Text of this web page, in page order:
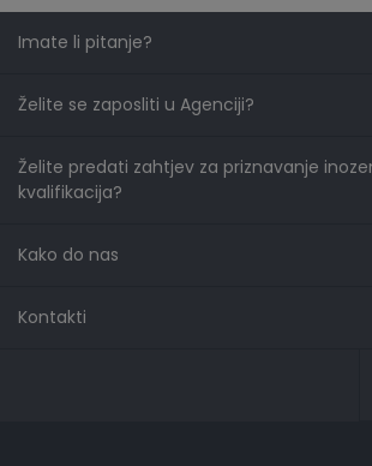
Imate li pitanje?
Želite se zaposliti u Agenciji?
Želite predati zahtjev za priznavanje
kvalifikacija?
Kako do nas
Kontakti